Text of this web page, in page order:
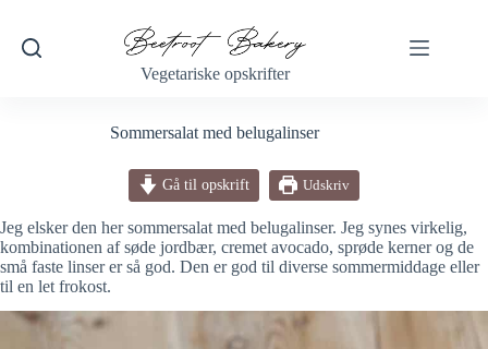
indhold
Vegetariske opskrifter
Sommersalat med belugalinser
Gå til opskrift Udskriv
Jeg elsker den her sommersalat med belugalinser. Jeg synes virkelig,
kombinationen af søde jordbær, cremet avocado, sprøde kerner og de
små faste linser er så god. Den er god til diverse sommermiddage eller
til en let frokost.